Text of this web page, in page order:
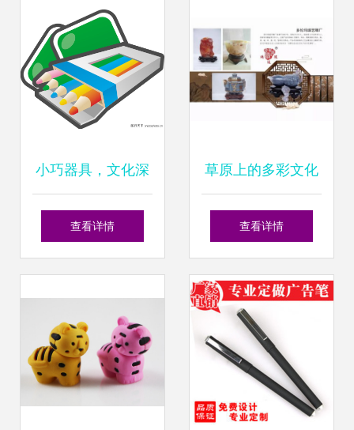
小巧器具，文化深
蕴——探秘1326元
查看详情
草原上的多彩文化
勒勒车上的诗意生
查看详情